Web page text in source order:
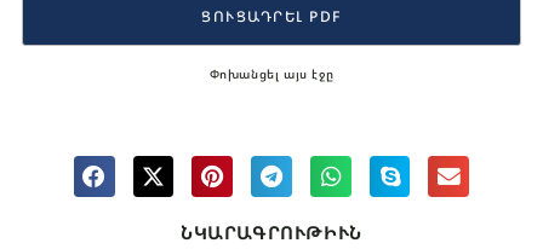
ՆԿԱՐԱԳՐՈՒԹԻՒՆ
Փոխանցել այս էջը
ՑՈՒՑԱԴՐԵԼ PDF